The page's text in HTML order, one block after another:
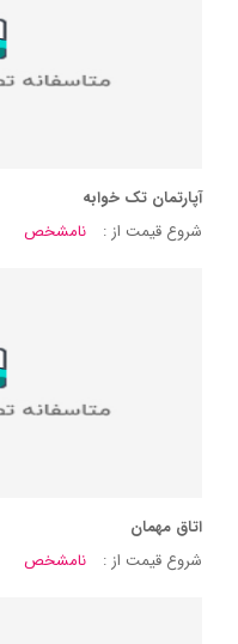
آپارتمان تک خوابه
شروع قیمت از :
نامشخص
اتاق مهمان
شروع قیمت از :
نامشخص